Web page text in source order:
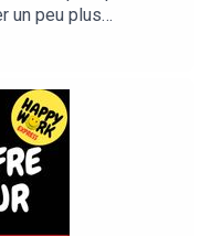
un peu plus
Un conseil simple,
Un format
Chatelain-
sur WhatsApp sur
spam, c'est gratuit
:
0029VbBSSbM6B
tous mes
: